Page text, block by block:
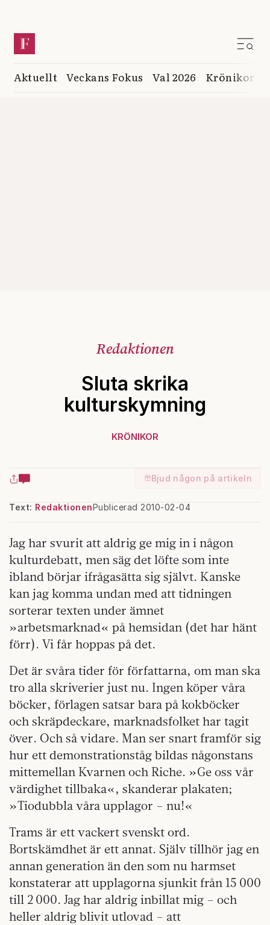
Aktuellt Veckans Fokus Val 2026 Krönikor
Redaktionen
Sluta skrika
kulturskymning
KRÖNIKOR
Bjud någon på artikeln
Text: RedaktionenPublicerad 2010-02-04
Jag har svurit att aldrig ge mig in i någon
kulturdebatt, men säg det löfte som inte
ibland börjar ifråga­sätta sig självt. Kanske
kan jag komma undan med att tidningen
sorterar texten under ämnet
»arbetsmarknad« på hemsidan (det har hänt
förr). Vi får hoppas på det.
Det är svåra tider för författarna, om man ska
tro alla skriverier just nu. Ingen köper våra
böcker, förlagen satsar bara på kokböcker
och skräpdeckare, marknadsfolket har tagit
över. Och så vidare. Man ser snart framför sig
hur ett demonstrationståg bildas någonstans
mittemellan Kvarnen och Riche. »Ge oss vår
värdighet tillbaka«, skanderar plakaten;
»Tiodubbla våra upplagor – nu!«
Trams är ett vackert svenskt ord.
Bortskämdhet är ett annat. Själv tillhör jag en
annan generation än den som nu harmset
konstaterar att upplagorna sjunkit från 15 000
till 2 000. Jag har aldrig inbillat mig – och
heller aldrig blivit utlovad – att